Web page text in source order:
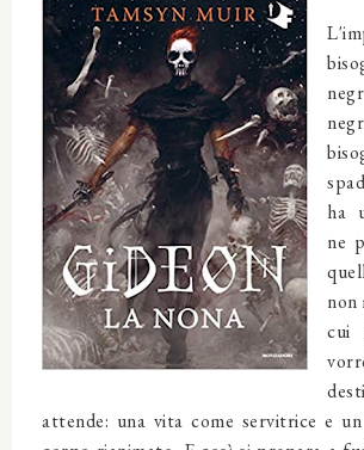
ha
ne
non
cui
attende: una vita come servitrice e